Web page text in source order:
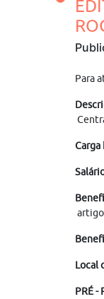
Para
Carga
artigo
Local
PRÉ -